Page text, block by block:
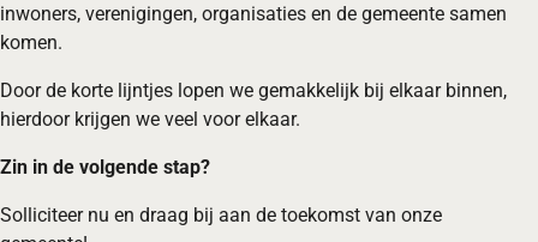
inwoners, verenigingen, organisaties en de gemeente samen
komen.
Door de korte lijntjes lopen we gemakkelijk bij elkaar binnen,
hierdoor krijgen we veel voor elkaar.
Zin in de volgende stap?
Solliciteer nu en draag bij aan de toekomst van onze